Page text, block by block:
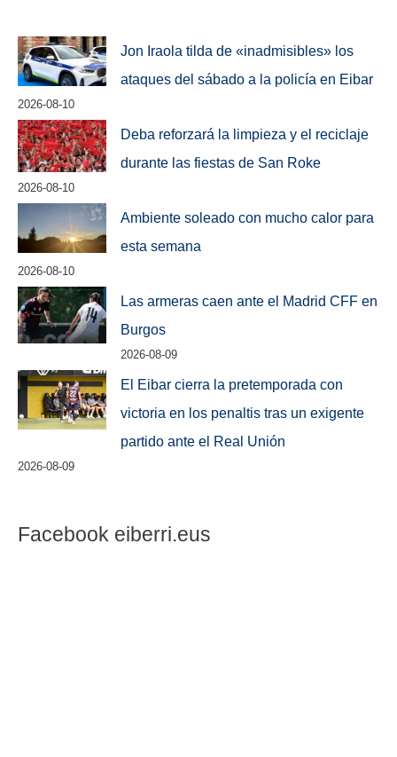
Jon Iraola tilda de «inadmisibles» los
ataques del sábado a la policía en Eibar
2026-08-10
Deba reforzará la limpieza y el reciclaje
durante las fiestas de San Roke
2026-08-10
Ambiente soleado con mucho calor para
esta semana
2026-08-10
Las armeras caen ante el Madrid CFF en
Burgos
2026-08-09
El Eibar cierra la pretemporada con
victoria en los penaltis tras un exigente
partido ante el Real Unión
2026-08-09
Facebook eiberri.eus